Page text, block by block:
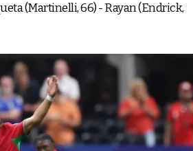
(Martinelli, 66) - Rayan (Endrick,